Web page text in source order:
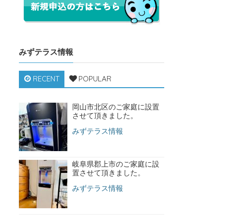
みずテラス情報
RECENT POPULAR
岡山市北区のご家庭に設置
させて頂きました。
みずテラス情報
岐阜県郡上市のご家庭に設
置させて頂きました。
みずテラス情報